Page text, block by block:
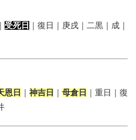
受死日
｜復日｜庚戌｜二黒｜成｜
恩日 神吉日 母倉日
｜重日｜復